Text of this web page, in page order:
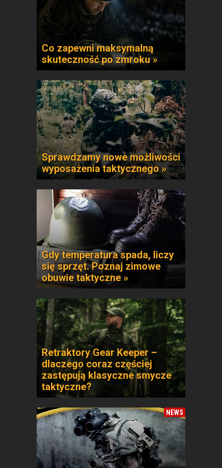
Co zapewni maksymalną
skuteczność po zmroku »
Sprawdzamy nowe możliwości
wyposażenia taktycznego »
Gdy temperatura spada, liczy
się sprzęt. Poznaj zimowe
obuwie taktyczne »
Retraktory Gear Keeper –
dlaczego coraz częściej
zastępują klasyczne smycze
taktyczne?
NEWS